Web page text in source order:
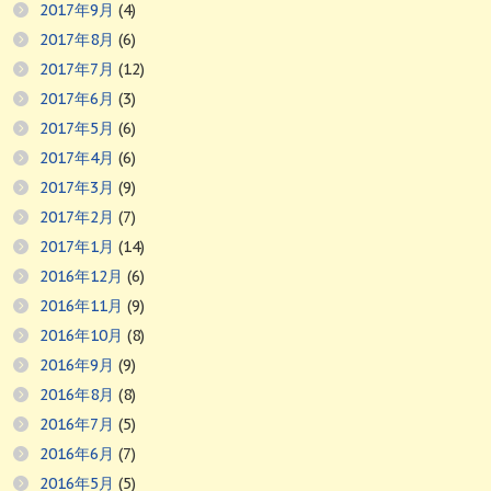
2017年9月 (4)
2017年8月 (6)
2017年7月 (12)
2017年6月 (3)
2017年5月 (6)
2017年4月 (6)
2017年3月 (9)
2017年2月 (7)
2017年1月 (14)
2016年12月 (6)
2016年11月 (9)
2016年10月 (8)
2016年9月 (9)
2016年8月 (8)
2016年7月 (5)
2016年6月 (7)
2016年5月 (5)